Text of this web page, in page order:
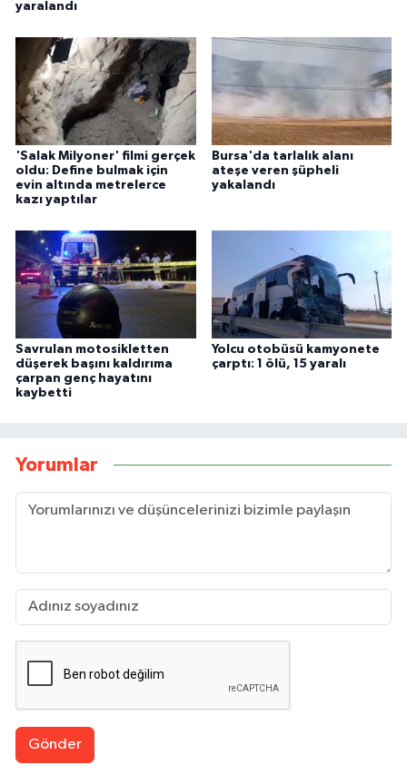
yaralandı
'Salak Milyoner' filmi gerçek
oldu: Define bulmak için
evin altında metrelerce
kazı yaptılar
Bursa'da tarlalık alanı
ateşe veren şüpheli
yakalandı
Savrulan motosikletten
düşerek başını kaldırıma
çarpan genç hayatını
kaybetti
Yolcu otobüsü kamyonete
çarptı: 1 ölü, 15 yaralı
Yorumlar
Gönder